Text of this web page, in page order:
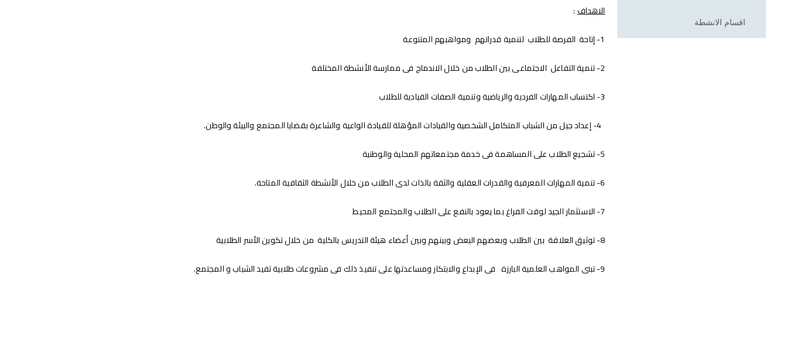
اقسام الانشطة
الاهداف:
1- إتاحة الفرصة للطلاب لتنمية قدراتهم ومواهبهم المتنوعة
2- تنمية التفاعل الاجتماعى بين الطلاب من خلال الاندماج فى ممارسة الأنشطة المختلفة
3- اكتساب المهارات الفردية والرياضية وتنمية الصفات القيادية للطلاب
5- تشجيع الطلاب على المساهمة فى خدمة مجتمعاتهم المحلية والوطنية
6- تنمية المهارات المعرفية والقدرات العقلية والثقة بالذات لدى الطلاب من خلال الأنشطة الثقافية المتاحة.
7- الاستثمار الجيد لوقت الفراغ بما يعود بالنفع على الطلاب والمجتمع المحيط
8- توثيق العلاقة بين الطلاب وبعضهم البعض وبينهم وبين أعضاء هيئة التدريس بالكلية من خلال تكوين الأسر الطلابية
9- تبنى المواهب العلمية البارزة فى الإبداع والابتكار ومساعدتها على تنفيذ ذلك فى مشروعات طلابية تفيد الشباب و المجتمع.